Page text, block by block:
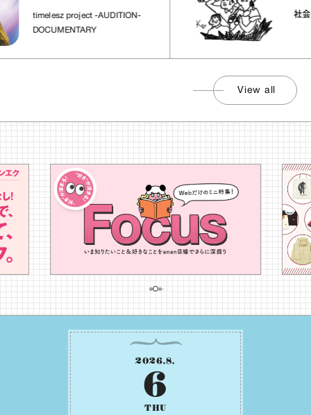
project -AUDITION-
社会のじかん
View all
2026.8.
6
THU